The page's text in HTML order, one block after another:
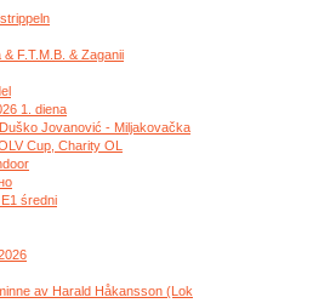
F.T.M.B. & Zaganii
1. diena
Jovanović - Miljakovačka
Cup, Charity OL
średni
av Harald Håkansson (Lok